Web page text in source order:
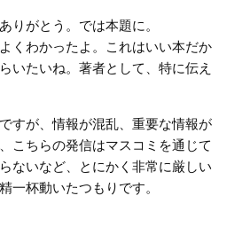
りがとう。では本題に。
くわかったよ。これはいい本だか
いたいね。著者として、特に伝え
すが、情報が混乱、重要な情報が
こちらの発信はマスコミを通じて
ないなど、とにかく非常に厳しい
一杯動いたつもりです。